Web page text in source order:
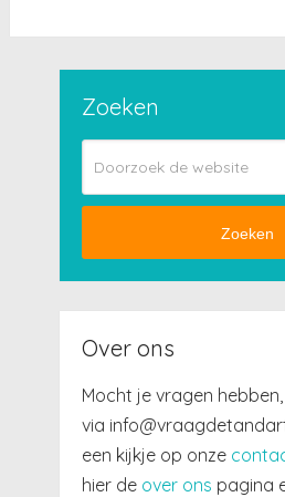
Zoeken
Zoeken
Over ons
Mocht je vragen
via
een kijkje op onze
hier de over ons pagina